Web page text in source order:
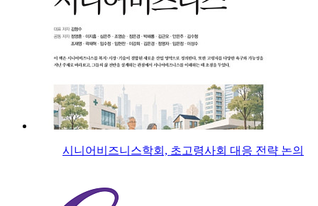
시니어비즈니스학회, 초고령사회 대응 전략 논의